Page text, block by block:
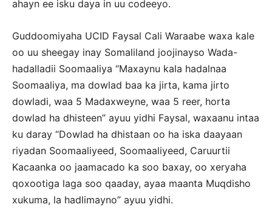
ahayn ee isku daya in uu codeeyo.
Guddoomiyaha UCID Faysal Cali Waraabe waxa kale
oo uu sheegay inay Somaliland joojinayso Wada-
hadalladii Soomaaliya “Maxaynu kala hadalnaa
Soomaaliya, ma dowlad baa ka jirta, kama jirto
dowladi, waa 5 Madaxweyne, waa 5 reer, horta
dowlad ha dhisteen” ayuu yidhi Faysal, waxaanu intaa
ku daray “Dowlad ha dhistaan oo ha iska daayaan
riyadan Soomaaliyeed, Soomaaliyeed, Caruurtii
Kacaanka oo jaamacado ka soo baxay, oo xeryaha
qoxootiga laga soo qaaday, ayaa maanta Muqdisho
xukuma, la hadlimayno” ayuu yidhi.